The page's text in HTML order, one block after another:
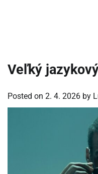
Veľký
Posted on 2. 4. 2026 by